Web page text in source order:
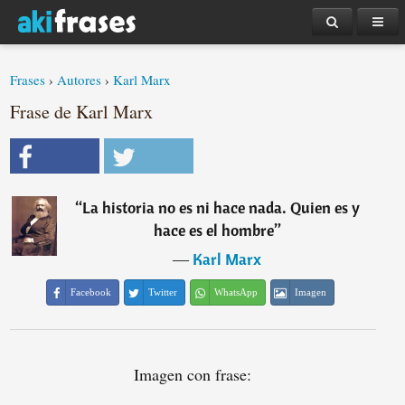
Frases ›Autores ›Karl Marx
Frase de Karl Marx
“La historia no es ni hace nada. Quien es y
hace es el hombre”
―Karl Marx
Facebook Twitter WhatsApp Imagen
Imagen con frase: